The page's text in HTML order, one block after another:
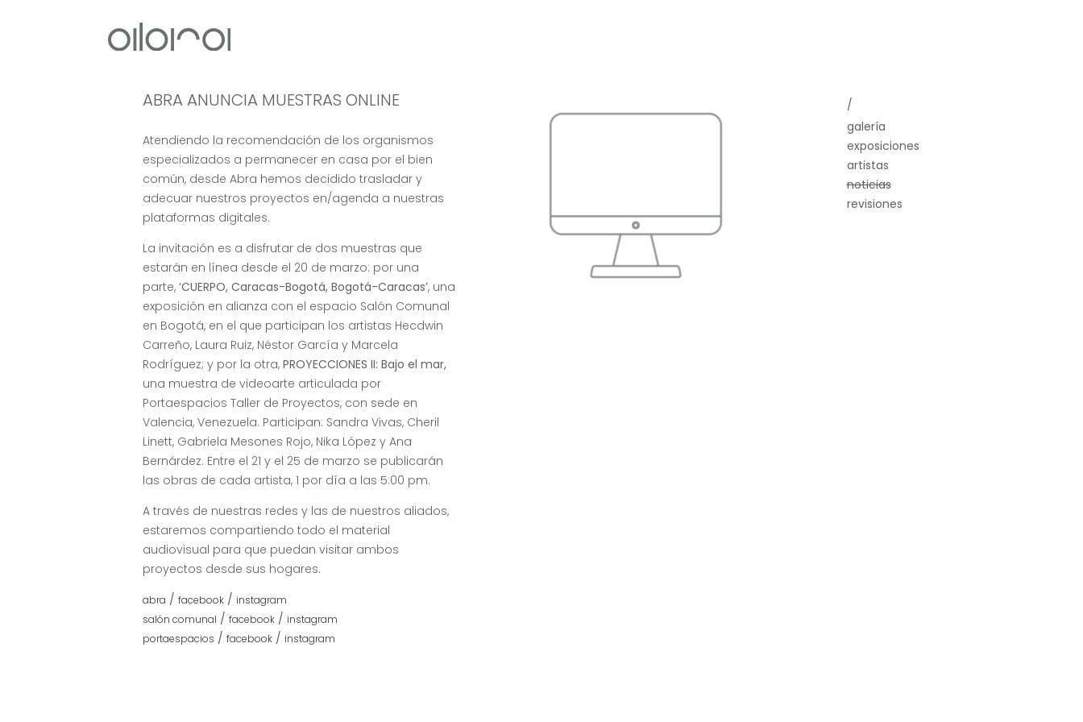
ABRA ANUNCIA MUESTRAS ONLINE
Atendiendo la recomendación de los organismos
especializados a permanecer en casa por el bien
común, desde Abra hemos decidido trasladar y
adecuar nuestros proyectos en/agenda a nuestras
plataformas digitales.
La invitación es a disfrutar de dos muestras que
estarán en línea desde el 20 de marzo: por una
parte, ‘CUERPO, Caracas-Bogotá, Bogotá-Caracas’, una
exposición en alianza con el espacio Salón Comunal
en Bogotá, en el que participan los artistas Hecdwin
Carreño, Laura Ruiz, Néstor García y Marcela
Rodríguez; y por la otra, PROYECCIONES II: Bajo el mar,
una muestra de videoarte articulada por
Portaespacios Taller de Proyectos, con sede en
Valencia, Venezuela. Participan: Sandra Vivas, Cheril
Linett, Gabriela Mesones Rojo, Nika López y Ana
Bernárdez. Entre el 21 y el 25 de marzo se publicarán
las obras de cada artista, 1 por día a las 5:00 pm.
A través de nuestras redes y las de nuestros aliados,
estaremos compartiendo todo el material
audiovisual para que puedan visitar ambos
proyectos desde sus hogares.
abra /facebook / instagram
salón comunal /facebook / instagram
portaespacios /facebook / instagram
/
galería
exposiciones
artistas
noticias
revisiones